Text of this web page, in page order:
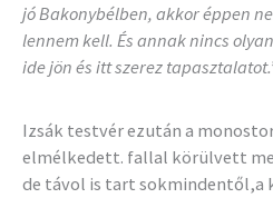
jó Bakonybélben, akkor éppen
lennem kell. És annak nincs
ide jön és itt szerez
Izsák testvér ezután a
elmélkedett. fallal körülvett
de távol is tart sokmindentől,a